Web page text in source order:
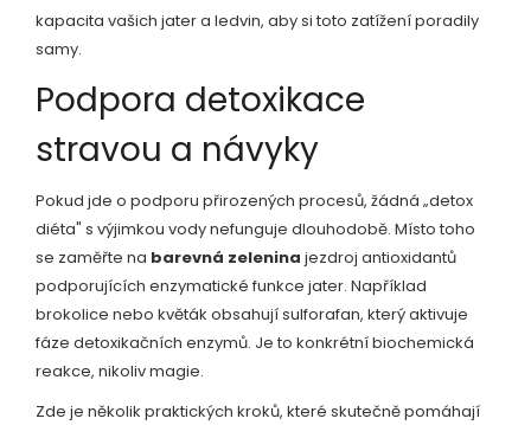
kapacita vašich jater a ledvin, aby si toto zatížení poradily
samy.
Podpora detoxikace
stravou a návyky
Pokud jde o podporu přirozených procesů, žádná „detox
diéta" s výjimkou vody nefunguje dlouhodobě. Místo toho
se zaměřte na barevná zelenina jezdroj antioxidantů
podporujících enzymatické funkce jater. Například
brokolice nebo květák obsahují sulforafan, který aktivuje
fáze detoxikačních enzymů. Je to konkrétní biochemická
reakce, nikoliv magie.
Zde je několik praktických kroků, které skutečně pomáhají